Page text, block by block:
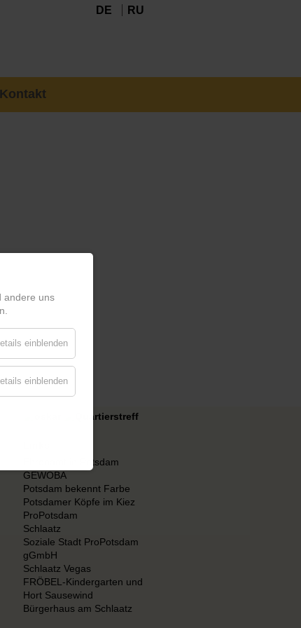
DE RU
Kontakt
Ehrenamt in Potsdam
GEWOBA
Potsdam bekennt Farbe
Potsdamer Köpfe im Kiez
ProPotsdam
Schlaatz
Soziale Stadt ProPotsdam
gGmbH
Schlaatz Vegas
FRÖBEL-Kindergarten und
Hort Sausewind
Bürgerhaus am Schlaatz
andere uns
einblenden
einblenden